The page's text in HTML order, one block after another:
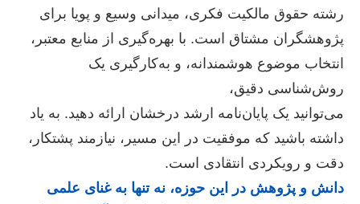
رشته حقوق مالکیت فکری، میدانی وسیع و پویا برای
پژوهشگران مشتاق است. با بهره‌گیری از منابع معتبر،
انتخاب موضوع هوشمندانه، و به‌کارگیری یک
روش‌شناسی دقیق،
می‌توانید یک پایان‌نامه ارشد درخشان ارائه دهید. به یاد
داشته باشید که موفقیت در این مسیر، نیازمند پشتکار،
دقت و رویکردی انتقادی است.
دانش و پژوهش در این حوزه، نه تنها به غنای علمی